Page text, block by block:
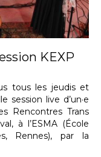
KEXP
tous les jeudis et
session live d’un·e
Rencontres Trans
à l’ESMA (École
Rennes), par la